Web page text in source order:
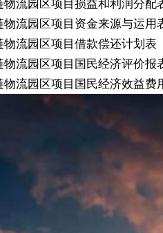
物流园区项目损益和利润分配
物流园区项目资金来源与运用
物流园区项目借款偿还计划表
物流园区项目国民经济评价报
物流园区项目国民经济效益费